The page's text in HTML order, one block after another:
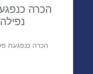
הכרה
הכרה כנפגעת